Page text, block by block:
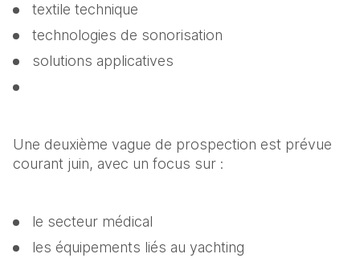
textile technique
technologies de sonorisation
solutions applicatives
Une deuxième vague de prospection est prévue
courant juin, avec un focus sur :
le secteur médical
les équipements liés au yachting